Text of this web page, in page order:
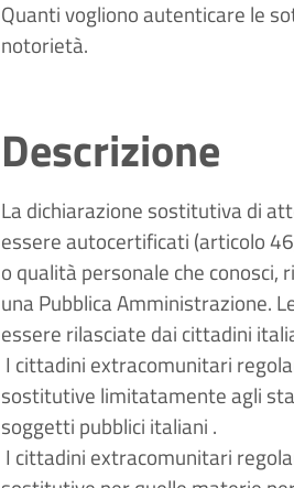
Quanti vogliono autenticare le
notorietà.
Descrizione
La dichiarazione sostitutiva di
essere autocertificati (articolo
o qualità personale che
una Pubblica Amministrazione.
essere rilasciate dai cittadini
I cittadini extracomunitari
sostitutive limitatamente agli
soggetti pubblici italiani .
I cittadini extracomunitari